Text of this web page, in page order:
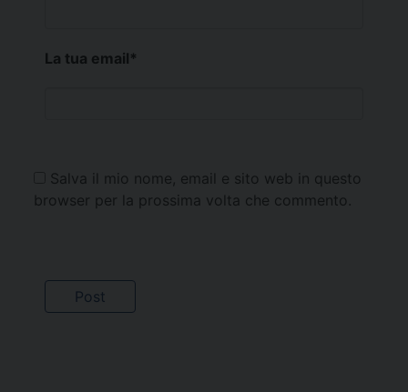
La tua email*
Salva il mio nome, email e sito web in questo
browser per la prossima volta che commento.